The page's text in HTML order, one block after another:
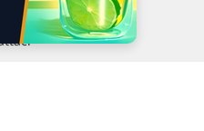
segnalazioni